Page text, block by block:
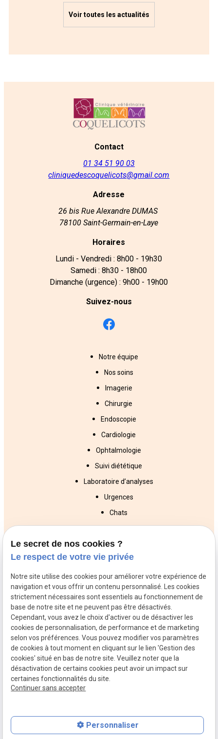
Voir toutes les actualités
Contact
01 34 51 90 03
cliniquedescoquelicots@gmail.com
Adresse
26 bis Rue Alexandre DUMAS
78100 Saint-Germain-en-Laye
Horaires
Lundi - Vendredi : 8h00 - 19h30
Samedi : 8h30 - 18h00
Dimanche (urgence) : 9h00 - 19h00
Suivez-nous
Notre équipe
Nos soins
Imagerie
Chirurgie
Endoscopie
Cardiologie
Ophtalmologie
Suivi diététique
Laboratoire d’analyses
Urgences
Chats
Chiens
NAC
Trappes
Poissy
Conflans St
Honorine
Veterinaires
Orgeval
Veterinaires
Rueil
Malmaison
Veterinaires
Versailles
SIRET :
78996110900012
Mentions
légales
Politique de
confidentialité
Plan du site
Le secret de nos cookies ?
Le respect de votre vie privée
Notre site utilise des cookies pour améliorer votre expérience de
navigation et vous offrir un contenu personnalisé. Les cookies
strictement nécessaires sont essentiels au fonctionnement de
base de notre site et ne peuvent pas être désactivés.
Cependant, vous avez le choix d'activer ou de désactiver les
cookies de personnalisation, de performance et de marketing
selon vos préférences. Vous pouvez modifier vos paramètres
de cookies à tout moment en cliquant sur le lien 'Gestion des
cookies' situé en bas de notre site. Veuillez noter que la
désactivation de certains cookies peut avoir un impact sur
certaines fonctionnalités du site.
Continuer sans accepter
Personnaliser